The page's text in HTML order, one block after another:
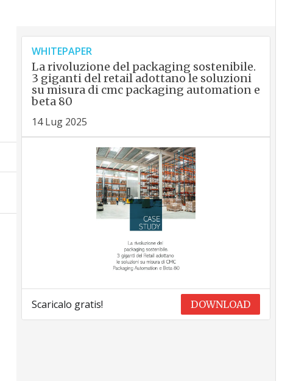
WHITEPAPER
La rivoluzione del packaging sostenibile.
3 giganti del retail adottano le soluzioni
su misura di cmc packaging automation e
beta 80
14 Lug 2025
Scaricalo gratis! DOWNLOAD